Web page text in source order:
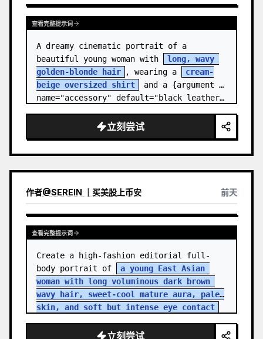
查看完整提示词
A dreamy cinematic portrait of a
beautiful young woman with
long, wavy
golden-blonde hair
, wearing a
cream-
beige oversized shirt
and a {argument
name="accessory" default="black leather…
立刻尝试
作者@SEREIN ｜买美股上币安 前天
查看完整提示词
Create a high-fashion editorial full-
body portrait of
a young East Asian
woman with long voluminous dark brown
wavy hair, sweet-cool mature aura, pale
skin, and soft but intense eye contact
立刻尝试